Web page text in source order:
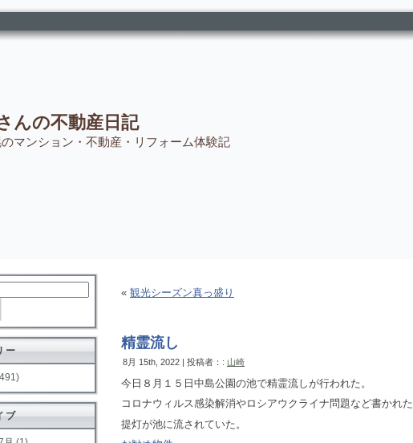
んの不動産日記
マンション・不動産・リフォーム体験記
ー
ブ
« 観光シーズン真っ盛り
精霊流し
8月 15th, 2022 | 投稿者：: 山崎
今日８月１５日中島公園の池で精霊流しが行われた。
コロナウィルス感染解消やロシアウクライナ問題など書かれた
提灯が池に流されていた。